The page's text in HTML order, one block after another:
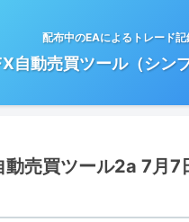
配布中のEAによるトレード記
自動売買ツール（シン
動売買ツール2a 7月7